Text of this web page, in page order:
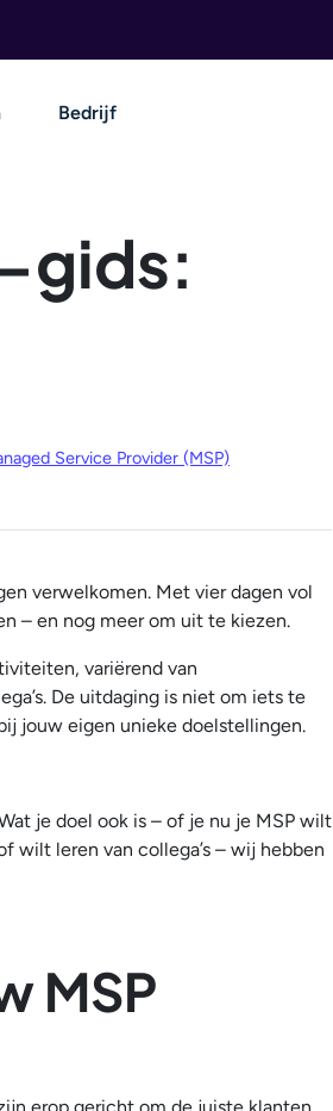
Bedrijf
gids:
Service Provider (MSP)
verwelkomen. Met vier dagen vol
– en nog meer om uit te kiezen.
variërend van
De uitdaging is niet om iets te
jouw eigen unieke doelstellingen.
je doel ook is – of je nu je MSP wilt
wilt leren van collega’s – wij hebben
MSP